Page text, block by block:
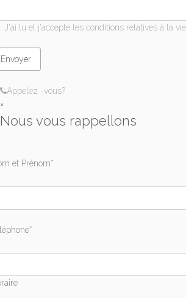
J'ai lu et j'accepte les conditions relatives à la
Appelez -vous?
×
Nous vous rappellons
et Prénom*